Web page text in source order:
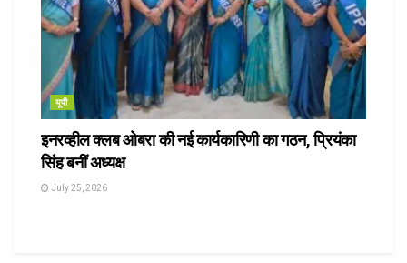
यूपी
इनरव्हील क्लब ओबरा की नई कार्यकारिणी का गठन, प्रियंका
सिंह बनीं अध्यक्ष
July 25, 2026